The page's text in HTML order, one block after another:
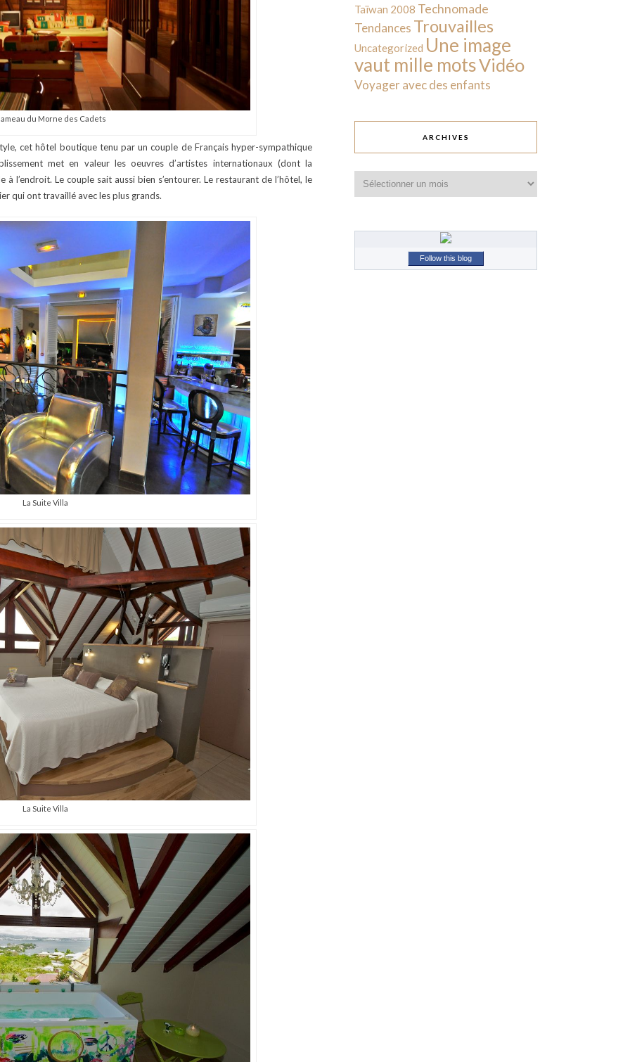
du Morne des Cadets
cet hôtel boutique tenu par un couple de Français hyper-sympathique
met en valeur les oeuvres d’artistes internationaux (dont la
à l’endroit. Le couple sait aussi bien s’entourer. Le restaurant de l’hôtel, le
qui ont travaillé avec les plus grands.
La Suite Villa
La Suite Villa
Taïwan 2008 Technomade
Tendances Trouvailles
Uncategorized Une image
vaut mille motsVidéo
Voyager avec des enfants
ARCHIVES
Follow this blog